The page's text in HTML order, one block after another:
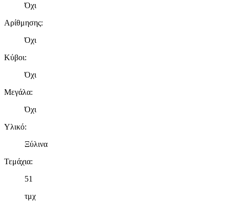
Όχι
Αρίθμησης:
Όχι
Κύβοι:
Όχι
Μεγάλα:
Όχι
Υλικό:
Ξύλινα
Τεμάχια:
51
τμχ